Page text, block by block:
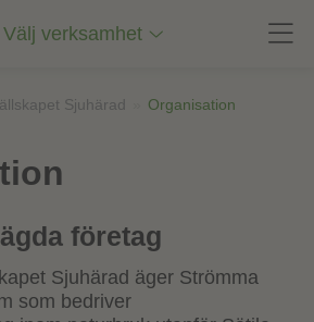
Välj verksamhet
Sjuhärad Organisation
företag
Sjuhärad äger Strömma
som bedriver